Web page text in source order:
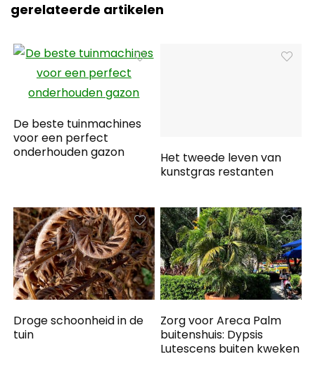
gerelateerde artikelen
De beste tuinmachines
voor een perfect
onderhouden gazon
Het tweede leven van
kunstgras restanten
Droge schoonheid in de
tuin
Zorg voor Areca Palm
buitenshuis: Dypsis
Lutescens buiten kweken